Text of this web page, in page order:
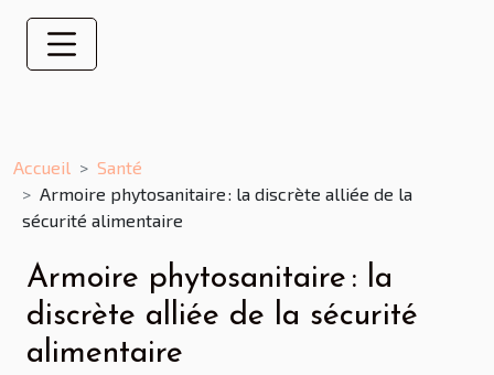
Accueil
Santé
Armoire phytosanitaire : la discrète alliée de la
sécurité alimentaire
Armoire phytosanitaire : la
discrète alliée de la sécurité
alimentaire